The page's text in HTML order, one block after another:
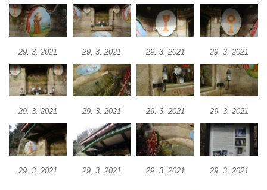
Hřbitovní kaple ve Velkém Šenově
Kaple svaté Apolónie v Cítolibech
Kostel svatého Klementa ve Chlumčanech
Kaple svatého Václava ve Vlčí
Kaple západně od Veltěž u silnice do
Černčic
Kaple Panny Marie Růžencové na návsi v
29. 3. 2021 29. 3. 2021 29. 3. 2021 29. 3. 2021
29. 3. 2021 29. 3. 2021 29. 3. 2021 29. 3. 2021
29. 3. 2021 29. 3. 2021 29. 3. 2021 29. 3. 2021